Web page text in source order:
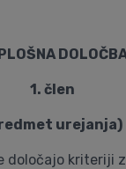
1. člen
urejanja)
določajo kriteriji